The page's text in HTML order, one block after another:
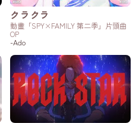
クラクラ
動畫「SPY×FAMILY 第二季」片頭曲
OP
-Ado